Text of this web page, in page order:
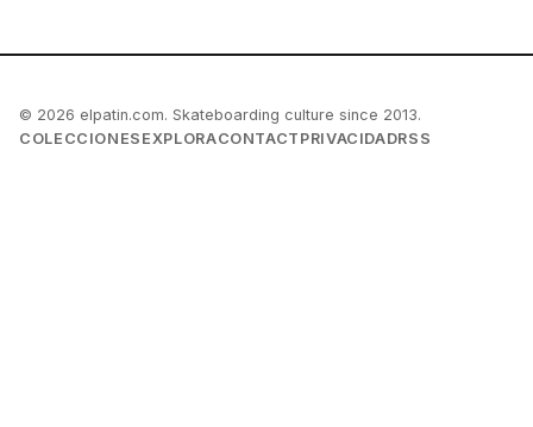
© 2026 elpatin.com. Skateboarding culture since 2013.
COLECCIONES EXPLORACONTACT PRIVACIDADRSS